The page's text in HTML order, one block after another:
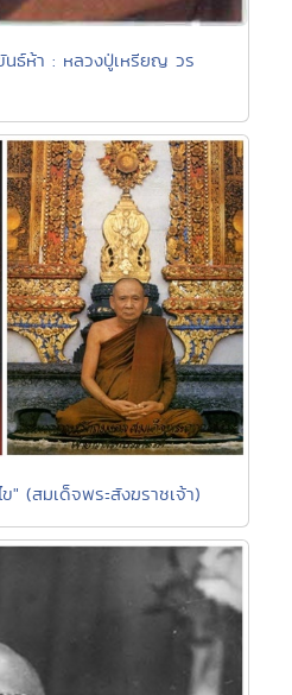
นธ์ห้า : หลวงปู่เหรียญ วร
(สมเด็จพระสังฆราชเจ้า)